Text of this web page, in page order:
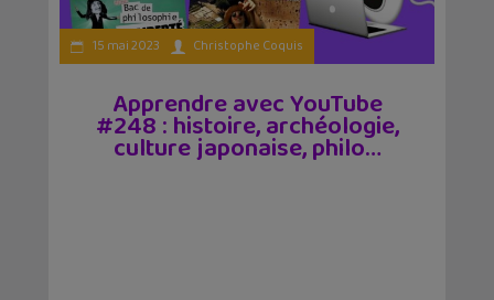
15 mai 2023 Christophe Coquis
Apprendre avec YouTube
#248 : histoire, archéologie,
culture japonaise, philo…